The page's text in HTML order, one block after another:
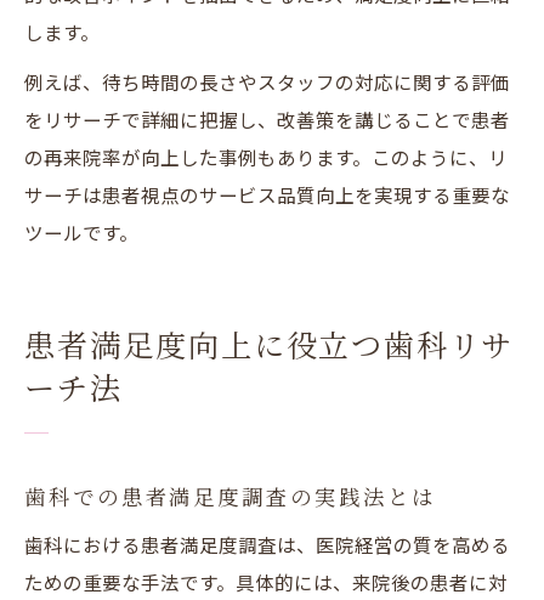
します。
例えば、待ち時間の長さやスタッフの対応に関する評価
をリサーチで詳細に把握し、改善策を講じることで患者
の再来院率が向上した事例もあります。このように、リ
サーチは患者視点のサービス品質向上を実現する重要な
ツールです。
患者満足度向上に役立つ歯科リサ
ーチ法
歯科での患者満足度調査の実践法とは
歯科における患者満足度調査は、医院経営の質を高める
ための重要な手法です。具体的には、来院後の患者に対